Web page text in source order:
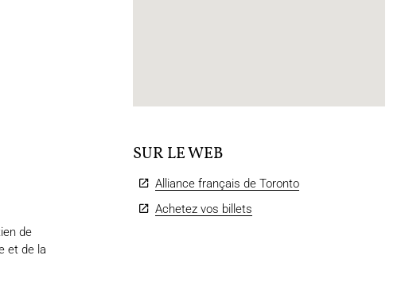
de
et de la
SUR LE WEB
Alliance français de Toronto
Achetez vos billets